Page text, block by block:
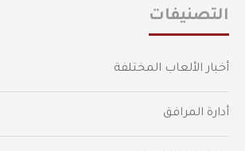
التصنيفات
أخبار الألعاب المختلفة
أدارة المرافق